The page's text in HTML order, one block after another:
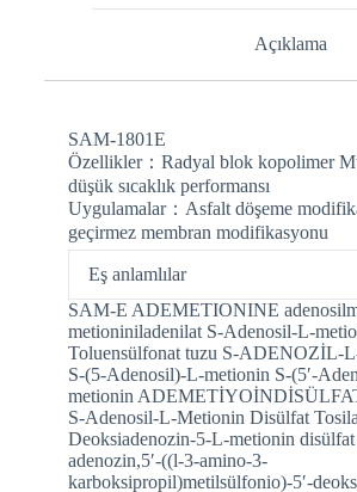
Açıklama
SAM-1801E
Özellikler：Radyal blok kopolimer
düşük sıcaklık performansı
Uygulamalar：Asfalt döşeme
geçirmez membran modifikasyonu
Eş anlamlılar
SAM-E ADEMETIONINE
metioniniladenilat S-Adenosil-L-
Toluensülfonat tuzu S-ADENOZİL-
S-(5-Adenosil)-L-metionin S-(5′-
metionin
S-Adenosil-L-Metionin Disülfat
Deoksiadenozin-5-L-metionin
adenozin,5′-((l-3-amino-3-
karboksipropil)metilsülfonio)-5′-